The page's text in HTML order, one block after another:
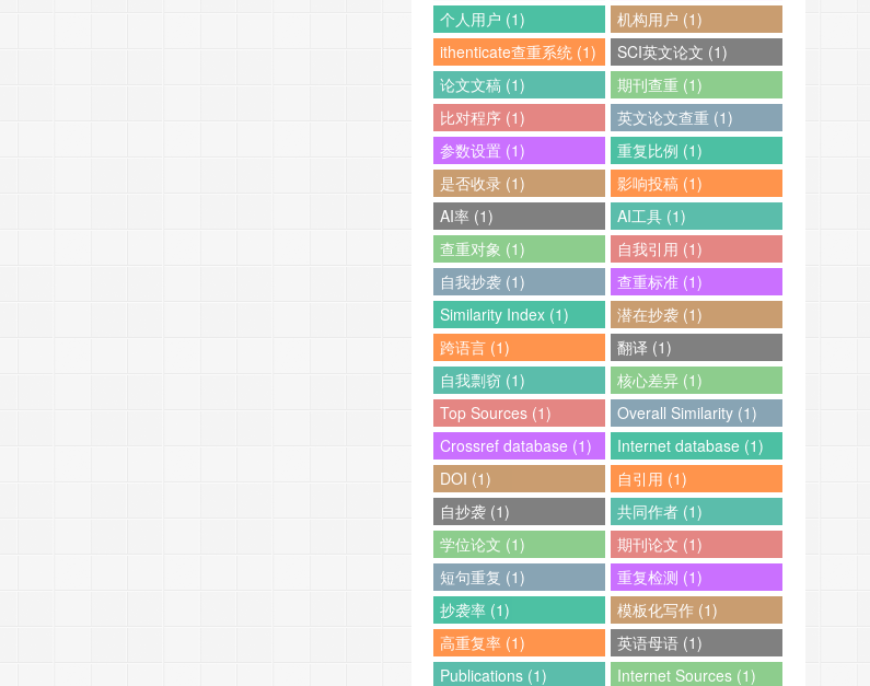
个人用户 (1)
机构用户 (1)
ithenticate查重系统 (1)
SCI英文论文 (1)
论文文稿 (1)
期刊查重 (1)
比对程序 (1)
英文论文查重 (1)
参数设置 (1)
重复比例 (1)
是否收录 (1)
影响投稿 (1)
AI率 (1)
AI工具 (1)
查重对象 (1)
自我引用 (1)
自我抄袭 (1)
查重标准 (1)
Similarity Index (1)
潜在抄袭 (1)
跨语言 (1)
翻译 (1)
自我剽窃 (1)
核心差异 (1)
Top Sources (1)
Overall Similarity (1)
Crossref database (1)
Internet database (1)
DOI (1)
自引用 (1)
自抄袭 (1)
共同作者 (1)
学位论文 (1)
期刊论文 (1)
短句重复 (1)
重复检测 (1)
抄袭率 (1)
模板化写作 (1)
高重复率 (1)
英语母语 (1)
Publications (1)
Internet Sources (1)